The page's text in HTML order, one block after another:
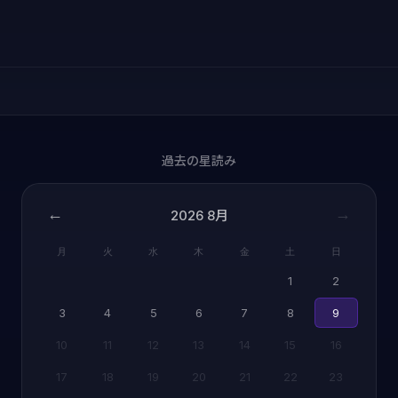
過去の星読み
← 2026 8月 →
月 火 水 木 金 土 日
1 2
3 4 5 6 7 8 9
10 11 12 13 14 15 16
17 18 19 20 21 22 23